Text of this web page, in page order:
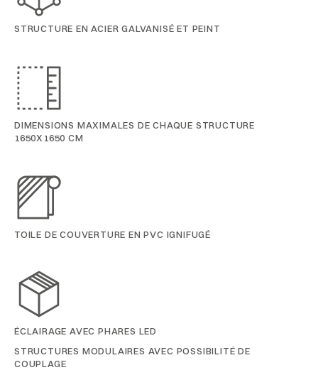
STRUCTURE EN ACIER GALVANISÉ ET PEINT
DIMENSIONS MAXIMALES DE CHAQUE STRUCTURE
1650X1650 CM
TOILE DE COUVERTURE EN PVC IGNIFUGÉ
ÉCLAIRAGE AVEC PHARES LED
STRUCTURES MODULAIRES AVEC POSSIBILITÉ DE
COUPLAGE